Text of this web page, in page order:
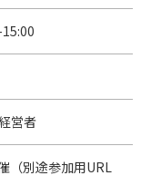
営者
（別途参加用URL